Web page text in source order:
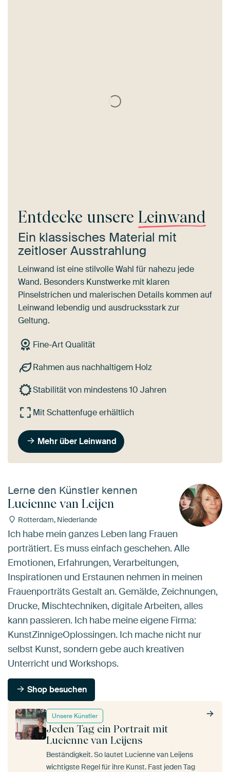
Entdecke unsere Leinwand
Ein klassisches Material mit
zeitloser Ausstrahlung
Leinwand ist eine stilvolle Wahl für nahezu jede
Wand. Besonders Kunstwerke mit klaren
Pinselstrichen und malerischen Details kommen auf
Leinwand lebendig und ausdrucksstark zur
Geltung.
Fine-Art Qualität
Rahmen aus nachhaltigem Holz
Stabilität von mindestens 10 Jahren
Mit Schattenfuge erhältlich
Mehr über Leinwand
Lerne den Künstler kennen
Lucienne van Leijen
Rotterdam, Niederlande
Unsere Künstler
Jeden Tag ein Portrait mit
Lucienne van Leijens
Beständigkeit. So lautet Lucienne van Leijens
wichtigste Regel für ihre Kunst. Fast jeden Tag
Ich habe mein ganzes Leben lang Frauen
porträtiert. Es muss einfach geschehen. Alle
Emotionen, Erfahrungen, Verarbeitungen,
Inspirationen und Erstaunen nehmen in meinen
Frauenporträts Gestalt an. Gemälde, Zeichnungen,
Drucke, Mischtechniken, digitale Arbeiten, alles
kann passieren. Ich habe meine eigene Firma:
KunstZinnigeOplossingen. Ich mache nicht nur
selbst Kunst, sondern gebe auch kreativen
Unterricht und Workshops.
Shop besuchen